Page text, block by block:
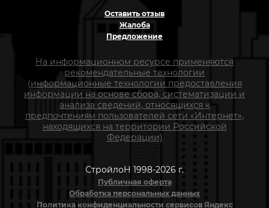
Оставить отзыв
Жалоба
Предложение
На информационном ресурсе применяются
рекомендательные технологии
(информационные технологии предоставления
информации на основе сбора, систематизации и
анализа сведений, относящихся к
предпочтениям пользователей сети «Интернет»,
находящихся на территории Российской
Федерации)
СтройлоН 1998-2026 г.
Публичная оферта
Обработка персональных данных
Политика конфиденциальности сервисов Яндекс